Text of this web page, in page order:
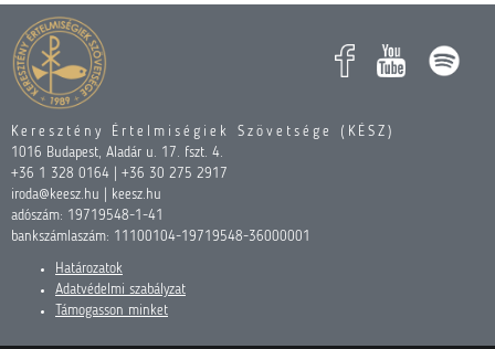
Keresztény Értelmiségiek Szövetsége (KÉSZ)
1016 Budapest, Aladár u. 17. fszt. 4.
+36 1 328 0164 | +36 30 275 2917
iroda@keesz.hu | keesz.hu
adószám: 19719548-1-41
bankszámlaszám: 11100104-19719548-36000001
Határozatok
Adatvédelmi szabályzat
Támogasson minket